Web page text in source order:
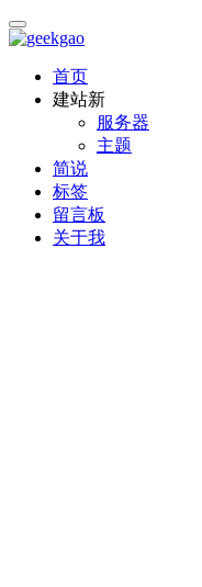
首页
建站新
服务器
主题
简说
标签
留言板
关于我